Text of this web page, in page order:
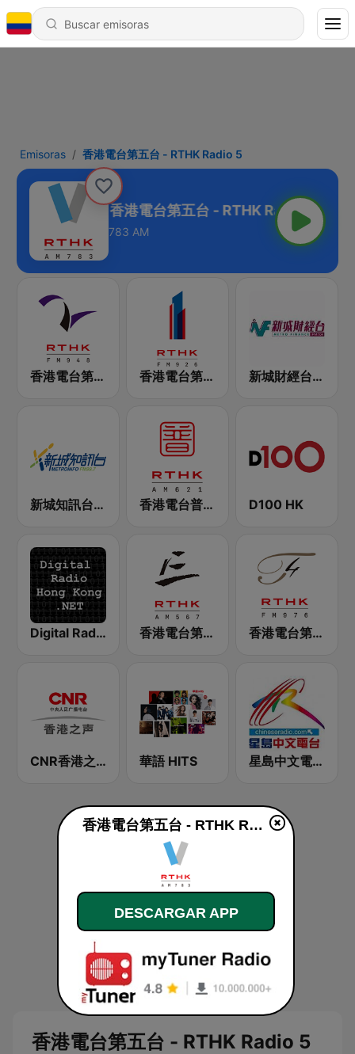
Emisoras 香港電台第五台 - RTHK Radio 5
香港電台第五台 - RTHK Radio 5
783 AM
香港電台第二台 RTHK Radio 2 香港電台第一台 RTHK Radio 1 新城財經台 Metro Finance FM104
新城知訊台 MetroInfo FM99.7 香港電台普通話台 RTHK Radio D100 HK
Digital Radio Hong Kong 香港電台第三台 RTHK Radio 3 香港電台第四台 RTHK Radio 4
CNR香港之声 - CNR Voice of Hong Kong 華語 HITS 星島中文電台-粵語台
香港電台第五台 - RTHK Radio 5
香港電台第五台 - RTHK Radio 5 en vivo
DESCARGAR APP